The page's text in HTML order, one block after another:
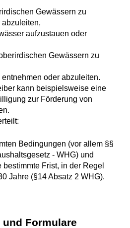
Gewässern zu
aufzustauen oder
Gewässern zu
oder abzuleiten.
kann beispielsweise eine
zur Förderung von
Bedingungen (vor allem §§
- WHG) und
bestimmte Frist, in der Regel
Jahre (§14 Absatz 2 WHG).
Formulare